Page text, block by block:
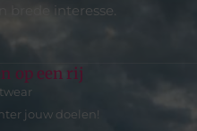
brede interesse.
op een rij
jouw doelen!